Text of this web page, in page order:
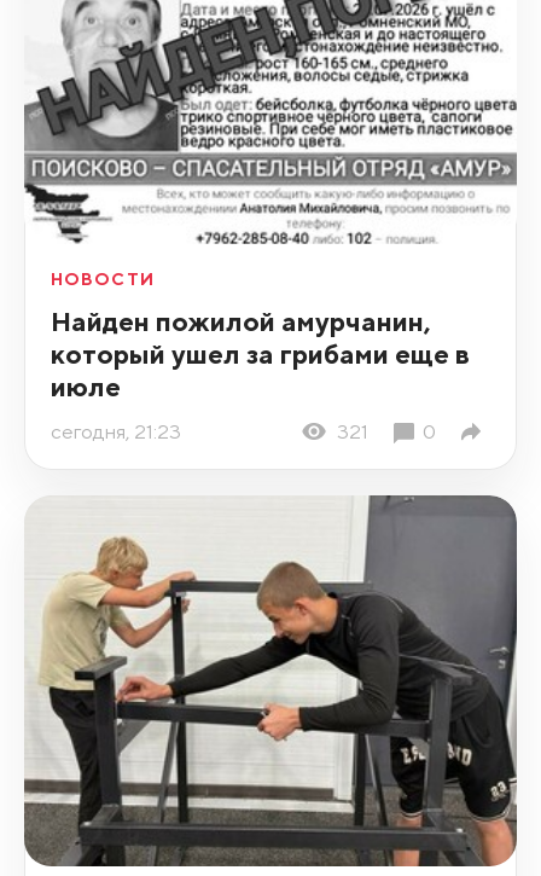
НОВОСТИ
Найден пожилой амурчанин,
который ушел за грибами еще в
июле
сегодня, 21:23 321 0